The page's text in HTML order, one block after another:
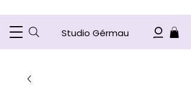
Studio Gérmau